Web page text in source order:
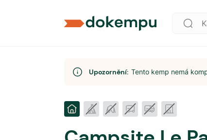
Upozornění: Tento kemp nemá